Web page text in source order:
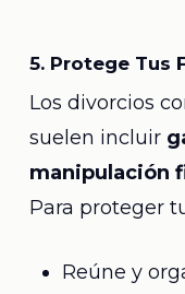
5. Protege Tus
Los divorcios
suelen incluir
manipulación
Para proteger
Reúne y